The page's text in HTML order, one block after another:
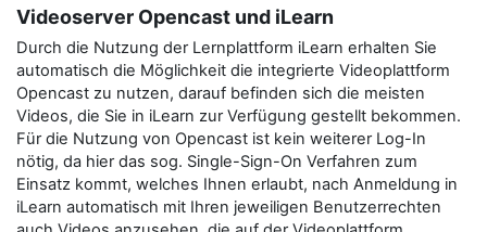
Videoserver Opencast und iLearn
Durch die Nutzung der Lernplattform iLearn erhalten Sie
automatisch die Möglichkeit die integrierte Videoplattform
Opencast zu nutzen, darauf befinden sich die meisten
Videos, die Sie in iLearn zur Verfügung gestellt bekommen.
Für die Nutzung von Opencast ist kein weiterer Log-In
nötig, da hier das sog. Single-Sign-On Verfahren zum
Einsatz kommt, welches Ihnen erlaubt, nach Anmeldung in
iLearn automatisch mit Ihren jeweiligen Benutzerrechten